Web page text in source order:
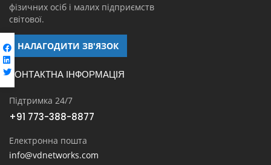
фізичних осіб і малих підприємств
світової.
НАЛАГОДИТИ ЗВ'ЯЗОК
КОНТАКТНА ІНФОРМАЦІЯ
Підтримка 24/7
+91 773-388-8877
Електронна пошта
info@vdnetworks.com